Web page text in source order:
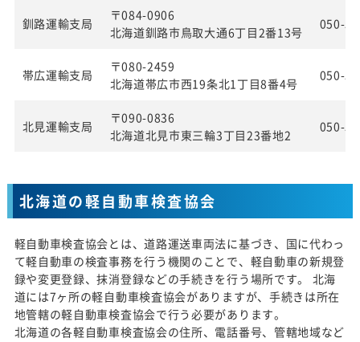
釧路運輸支局
〒084-0906
北海道釧路市鳥取大通6丁目2番13号
050-
帯広運輸支局
〒080-2459
北海道帯広市西19条北1丁目8番4号
050-
北見運輸支局
〒090-0836
北海道北見市東三輪3丁目23番地2
050-
北海道の軽自動車検査協会
軽自動車検査協会とは、道路運送車両法に基づき、国に代わっ
て軽自動車の検査事務を行う機関のことで、軽自動車の新規登
録や変更登録、抹消登録などの手続きを行う場所です。 北海
道には7ヶ所の軽自動車検査協会がありますが、手続きは所在
地管轄の軽自動車検査協会で行う必要があります。
北海道の各軽自動車検査協会の住所、電話番号、管轄地域など